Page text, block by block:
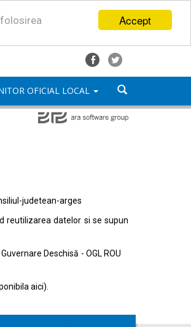
Accept
OFICIAL LOCAL
judetean-arges
reutilizarea datelor si se supun
Deschisă - OGL ROU
aici).